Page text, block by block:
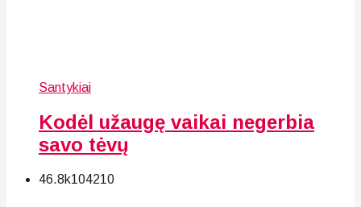
Santykiai
Kodėl užaugę vaikai negerbia
savo tėvų
46.8k104210